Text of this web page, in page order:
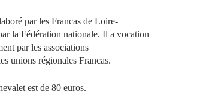
par les Francas de Loire-
la Fédération nationale. Il a vocation
par les associations
unions régionales Francas.
est de 80 euros.